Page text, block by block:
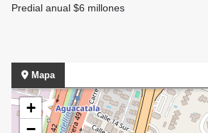
Predial anual $6 millones
Mapa
+
−